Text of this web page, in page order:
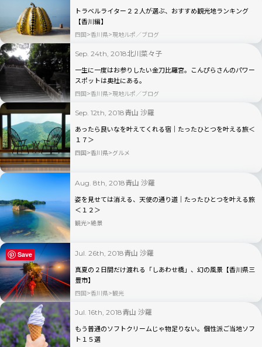
トラベルライター２２人が選ぶ、おすすめ観光地ランキング
【香川編】
四国 香川県 現地ルポ／ブログ
Sep. 24th, 2018北川菜々子
一生に一度はお参りしたい金刀比羅宮。こんぴらさんのパワー
スポットは奥社にある。
四国 香川県 現地ルポ／ブログ
Sep. 12th, 2018青山 沙羅
あったら良いなを叶えてくれる宿｜たったひとつを叶える旅＜
１７＞
四国 香川県 グルメ
Aug. 8th, 2018青山 沙羅
姿を見せては消える、天使の通り道｜たったひとつを叶える旅
＜１２＞
観光 絶景
Jul. 26th, 2018青山 沙羅
真夏の２日間だけ渡れる「しあわせ橋」、幻の風景【香川県三
豊市】
四国 香川県 観光
Jul. 16th, 2018青山 沙羅
もう普通のソフトクリームじゃ物足りない。個性派ご当地ソフ
ト１５選
Save